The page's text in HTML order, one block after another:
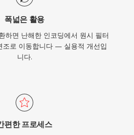
폭넓은 활용
하면 난해한 인코딩에서 원시 필터
조로 이동합니다 — 실용적 개선입
니다.
편한 프로세스